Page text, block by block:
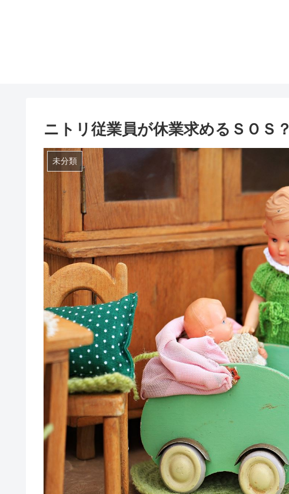
ニトリ従業員が休業求めるＳＯＳ？
未分類